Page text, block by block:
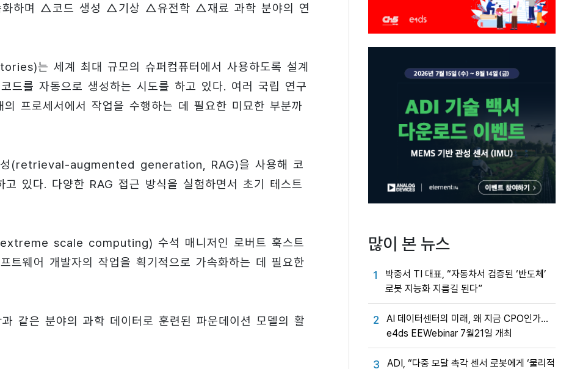
화하며 △코드 생성 △기상 △유전학 △재료 과학 분야의 연
는 세계 최대 규모의 슈퍼컴퓨터에서 사용하도록 설계
드를 자동으로 생성하는 시도를 하고 있다. 여러 국립 연구
프로세서에서 작업을 수행하는 데 필요한 미묘한 부분까
성(retrieval-augmented generation, RAG)을 사용해 코
있다. 다양한 RAG 접근 방식을 실험하면서 초기 테스트
scale computing) 수석 매니저인 로버트 훅스트
웨어 개발자의 작업을 획기적으로 가속화하는 데 필요한
같은 분야의 과학 데이터로 훈련된 파운데이션 모델의 활
많이 본 뉴스
1
박중서 TI 대표, “자동차서 검증된 ‘반도체’
로봇 지능화 지름길 된다”
2
AI 데이터센터의 미래, 왜 지금 CPO인가…
e4ds EEWebinar 7월21일 개최
3
ADI, “다중 모달 촉각 센서 로봇에게 ‘물리적